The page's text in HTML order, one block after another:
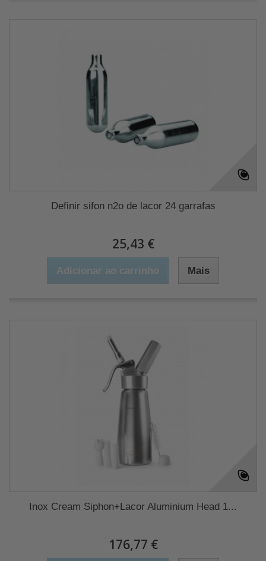
Definir sifon n2o de lacor 24 garrafas
25,43 €
Adicionar ao carrinho Mais
Inox Cream Siphon+Lacor Aluminium Head 1...
176,77 €